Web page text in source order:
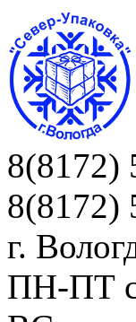
8(8172)
8(8172)
г.
ПН-ПТ c